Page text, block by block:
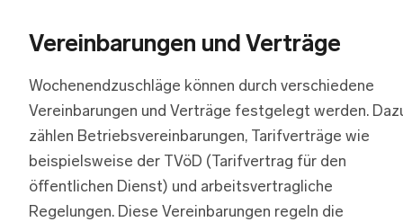
Vereinbarungen und Verträge
Wochenendzuschläge können durch verschiedene
Vereinbarungen und Verträge festgelegt werden.
zählen Betriebsvereinbarungen, Tarifverträge wie
beispielsweise der TVöD (Tarifvertrag für den
öffentlichen Dienst) und arbeitsvertragliche
Regelungen. Diese Vereinbarungen regeln die